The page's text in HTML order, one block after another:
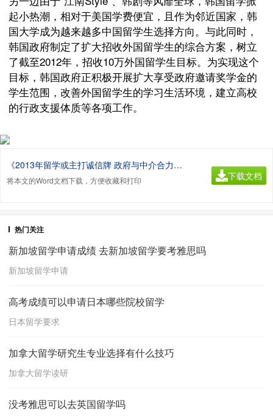
起小热潮，相对于美国学费便宜，且作为邻近国家，韩
国大学成为越来越多中国留学生选择方向。与此同时，
韩国政府制定了扩大招收外国留学生的综合方案，树立
了截至2012年，招收10万外国留学生目标。为实现这个
目标，韩国政府正积极开展扩大享受政府邀请奖学金的
学生范围，改善外国留学生的学习生活环境，建立高校
的行政支援体质等各项工作。
《2013年留学或主打诚信牌 政府与中介合力出击.doc》
将本文的Word文档下载，方便收藏和打印 下载文档
热门关注
新加坡留学申请成绩 去新加坡留学要考雅思吗
新加坡留学申请
高考成绩可以申请日本哪些院校留学
日本留学要求
加拿大留学研究生专业选择有什么技巧
加拿大留学读研
没考雅思可以去英国留学吗